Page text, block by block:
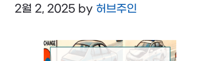
2월 2, 2025 by 허브주인